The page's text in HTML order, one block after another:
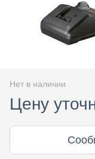
Нет в наличии
Цену